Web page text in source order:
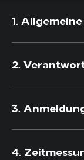
1.
2.
3.
4.